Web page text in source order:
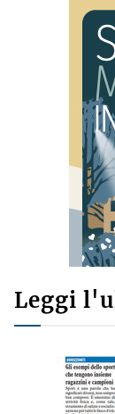
Leggi